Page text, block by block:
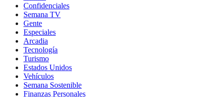
Confidenciales
Semana TV
Gente
Especiales
Arcadia
Tecnología
Turismo
Estados Unidos
Vehículos
Semana Sostenible
Finanzas Personales